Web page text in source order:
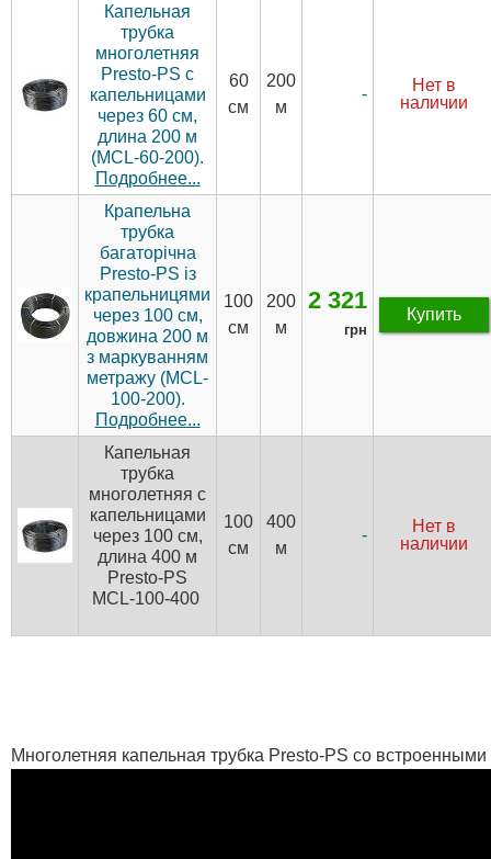
Капельная
трубка
многолетняя
Presto-PS с
капельницами
через 60 см,
длина 200 м
(MCL-60-200).
Подробнее...
60
см
200
м
-
Нет в
наличии
Крапельна
трубка
багаторічна
Presto-PS із
крапельницями
через 100 см,
довжина 200 м
з маркуванням
метражу (MCL-
100-200).
Подробнее...
100
см
200
м
2 321
грн
Купить
Капельная
трубка
многолетняя с
капельницами
через 100 см,
длина 400 м
Presto-PS
MCL-100-400
100
см
400
м
-
Нет в
наличии
Многолетняя капельная трубка Presto-PS со